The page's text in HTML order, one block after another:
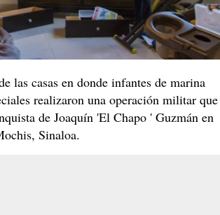
las casas en donde infantes de marina
realizaron una operación militar que
de Joaquín 'El Chapo ' Guzmán en
Sinaloa.